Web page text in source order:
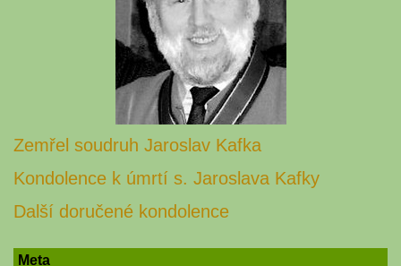
Zemřel soudruh Jaroslav Kafka
Kondolence k úmrtí s. Jaroslava Kafky
Další doručené kondolence
Meta